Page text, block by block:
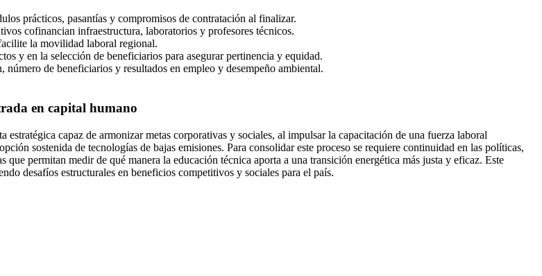
prácticos, pasantías y compromisos de contratación al finalizar.
cofinancian infraestructura, laboratorios y profesores técnicos.
la movilidad laboral regional.
y en la selección de beneficiarios para asegurar pertinencia y equidad.
de beneficiarios y resultados en empleo y desempeño ambiental.
en capital humano
capaz de armonizar metas corporativas y sociales, al impulsar la capacitación de una fuerza laboral
sostenida de tecnologías de bajas emisiones. Para consolidar este proceso se requiere continuidad en las políticas,
permitan medir de qué manera la educación técnica aporta a una transición energética más justa y eficaz. Este
desafíos estructurales en beneficios competitivos y sociales para el país.